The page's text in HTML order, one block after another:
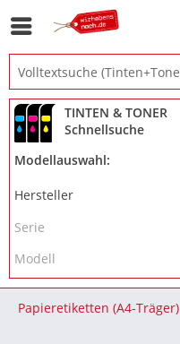
TINTEN & TONER
Schnellsuche
Modellauswahl:
Papieretiketten (A4-Träger)